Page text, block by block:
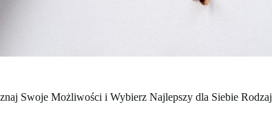
Swoje Możliwości i Wybierz Najlepszy dla Siebie Rodzaj